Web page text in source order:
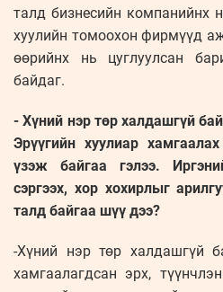
талд бизнесийн компанийнх
хуулийн томоохон фирмүүд
өөрийнх нь цуглуулсан
байдаг.
- Хүний нэр төр халдашгүй
Эрүүгийн хуулиар
үзэж байгаа гэлээ.
сэргээх, хор хохирлыг
талд байгаа шүү дээ?
-Хүний нэр төр халдашгүй
хамгаалагдсан эрх,